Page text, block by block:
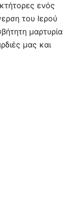
ενός
του Ιερού
μαρτυρία
μας και